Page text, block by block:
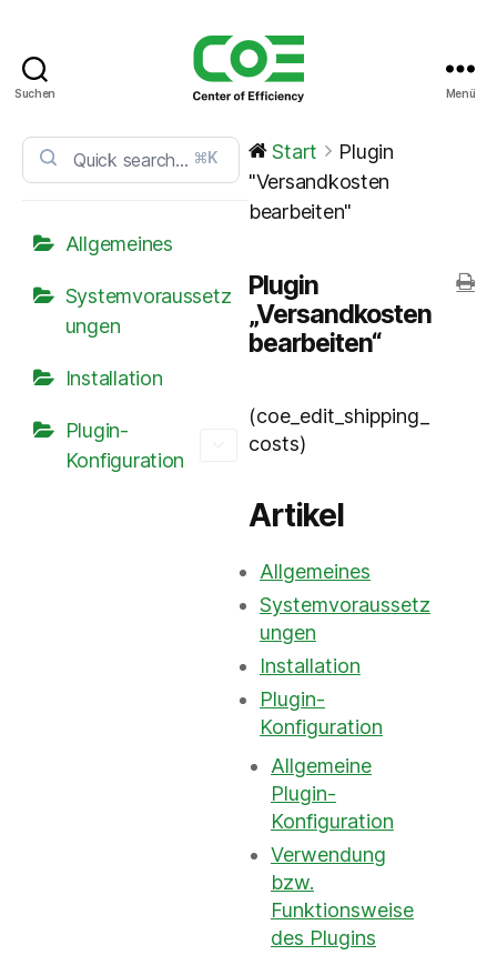
Suchen
Center
Menü
⌘K
Allgemeines
Systemvoraussetz
ungen
Installation
Plugin-
Konfiguration
Start
Plugin
"Versandkosten
bearbeiten"
Plugin
„Versandkosten
bearbeiten“
(coe_edit_shipping_
costs)
Artikel
Allgemeines
Systemvoraussetz
ungen
Installation
Plugin-
Konfiguration
Allgemeine
Plugin-
Konfiguration
Verwendung
bzw.
Funktionsweise
des Plugins